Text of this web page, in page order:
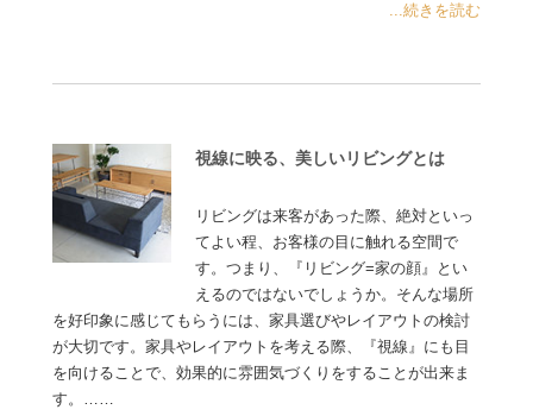
...続きを読む
視線に映る、美しいリビングとは
リビングは来客があった際、絶対といっ
てよい程、お客様の目に触れる空間で
す。つまり、『リビング=家の顔』とい
えるのではないでしょうか。そんな場所
を好印象に感じてもらうには、家具選びやレイアウトの検討
が大切です。家具やレイアウトを考える際、『視線』にも目
を向けることで、効果的に雰囲気づくりをすることが出来ま
す。……